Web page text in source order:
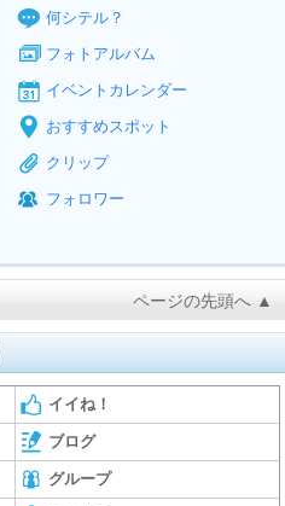
何シテル？
フォトアルバム
イベントカレンダー
おすすめスポット
クリップ
フォロワー
ページの先頭へ ▲
イイね！
ブログ
グループ